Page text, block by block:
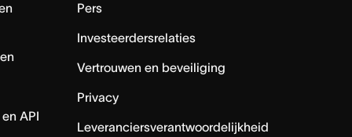
API
Pers
Investeerdersrelaties
Vertrouwen en beveiliging
Privacy
Leveranciersverantwoordelijkheid